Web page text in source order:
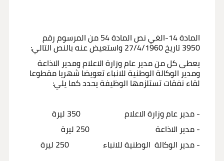
المادة 14-الغي نص المادة 54 من المرسوم رقم
3950 تاريخ 27/4/1960 واستعيض عنه بالنص التالي:
يعطى كل من مدير عام وزارة الاعلام ومدير الاذاعة
ومدير الوكالة الوطنية للانباء تعويضا شهريا مقطوعا
لقاء نفقات تستلزمها الوظيفة يحدد كما يلي:
- مدير عام وزارة الاعلام 350 ليرة
- مدير الاذاعة 250 ليرة
- مدير الوكالة الوطنية للانباء 250 ليرة